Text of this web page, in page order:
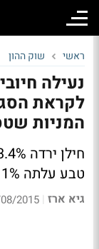
ראשי שוק ההון
לקראת
המניות
טבע עלתה 1% במחזור הגבוה בשוק
גיא ארז |
2015 17:29